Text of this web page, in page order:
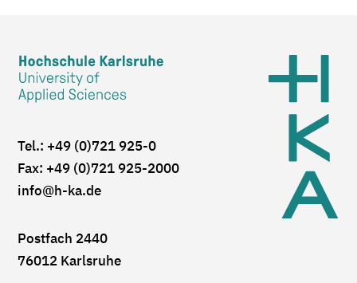
Tel.: +49 (0)721 925-0
Fax: +49 (0)721 925-2000
info@h-ka.de
Postfach 2440
76012 Karlsruhe